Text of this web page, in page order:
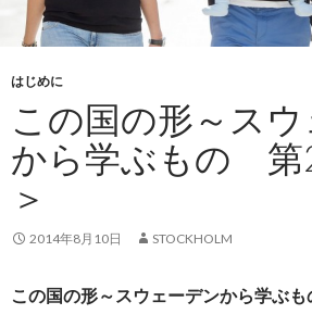
はじめに
この国の形～ス
から学ぶもの 第
＞
2014年8月10日 STOCKHOLM
この国の形～スウェーデンから学ぶ